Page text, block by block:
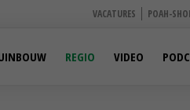
VACATURES POAH-
REGIO VIDEO